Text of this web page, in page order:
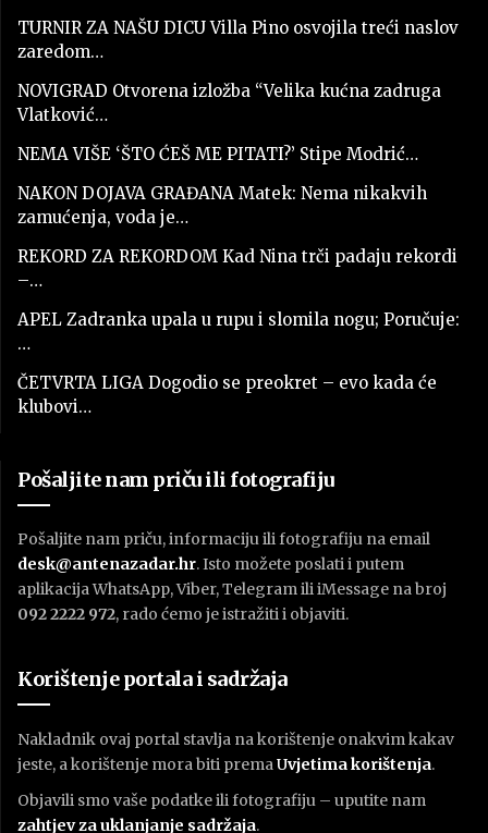
TURNIR ZA NAŠU DICU Villa Pino osvojila treći naslov
zaredom…
NOVIGRAD Otvorena izložba “Velika kućna zadruga
Vlatković…
NEMA VIŠE ‘ŠTO ĆEŠ ME PITATI?’ Stipe Modrić…
NAKON DOJAVA GRAĐANA Matek: Nema nikakvih
zamućenja, voda je…
REKORD ZA REKORDOM Kad Nina trči padaju rekordi
–…
APEL Zadranka upala u rupu i slomila nogu; Poručuje:
…
ČETVRTA LIGA Dogodio se preokret – evo kada će
klubovi…
Pošaljite nam priču ili fotografiju
Pošaljite nam priču, informaciju ili fotografiju na email
desk@antenazadar.hr. Isto možete poslati i putem
aplikacija WhatsApp, Viber, Telegram ili iMessage na broj
092 2222 972, rado ćemo je istražiti i objaviti.
Korištenje portala i sadržaja
Nakladnik ovaj portal stavlja na korištenje onakvim kakav
jeste, a korištenje mora biti premaUvjetima korištenja.
Objavili smo vaše podatke ili fotografiju – uputite nam
zahtjev za uklanjanje sadržaja.